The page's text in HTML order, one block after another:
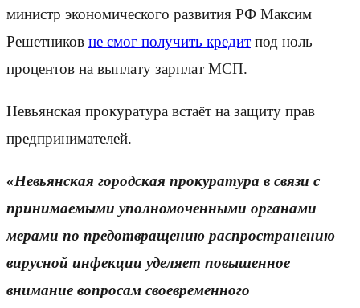
министр экономического развития РФ Максим
Решетников не смог получить кредит под ноль
процентов на выплату зарплат МСП.
Невьянская прокуратура встаёт на защиту прав
предпринимателей.
«Невьянская городская прокуратура в связи с
принимаемыми уполномоченными органами
мерами по предотвращению распространению
вирусной инфекции уделяет повышенное
внимание вопросам своевременного